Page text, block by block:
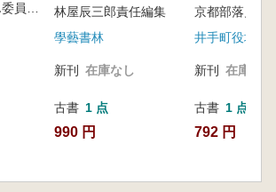
三木市史編さん委員会編
林屋辰三郎責任編集
學藝書林
新刊 在庫なし
古書 1 点
990 円
京都部落史研
井手町役場
新刊 在庫なし
古書 1 点
792 円